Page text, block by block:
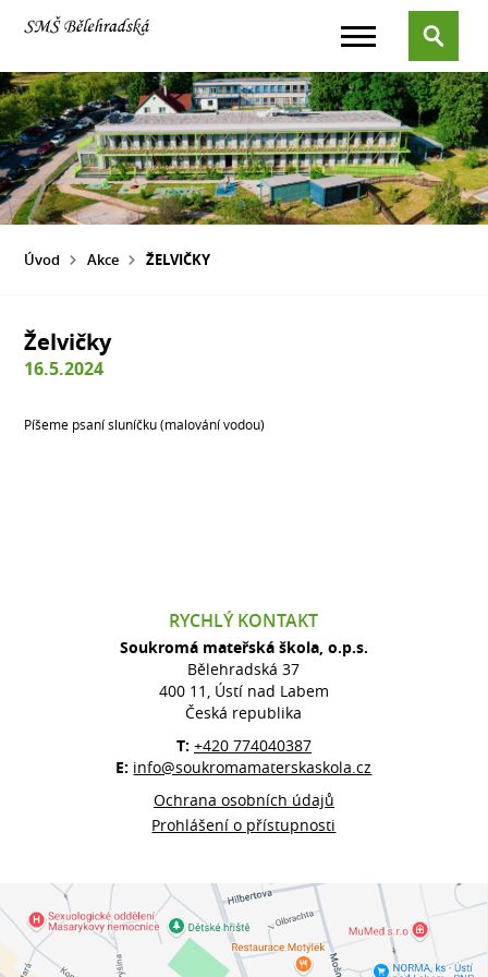
Úvod Akce ŽELVIČKY
Želvičky
16.5.2024
Píšeme psaní sluníčku (malování vodou)
RYCHLÝ KONTAKT
Soukromá mateřská škola, o.p.s.
Bělehradská 37
400 11, Ústí nad Labem
Česká republika
T: +420 774040387
E: info@soukromamaterskaskola.cz
Ochrana osobních údajů
Prohlášení o přístupnosti